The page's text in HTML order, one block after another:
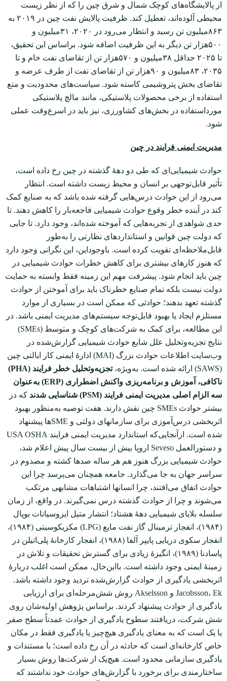
از پالایشگاه‌های کوچک شمال و شرق چین را که از نظر زیست
محیطی آلوده‌اند، تعطیل کند. ظرفیت پالایش نفت چین در ۲۰۱۹ به
۸۶۳میلیون تن رسید و انتظار می‌رود در ۲۰۲۰، ۳۱‌میلیون و
۵۰۰هزار تن دیگر به این ظرفیت اضافه شود. براساس این تحقیق،
تا ۲۰۲۵ حداقل ۳۸میلیون و ۵۷۰هزار تن از تقاضای نفت خام و تا
۲۰۳۵، ۸۳میلیون و ۹۰هزار تن از تقاضای نفت از طرف عرضه و
تقاضای بخش پتروشیمی کاسته ‌شود. سیاست‌های محدودیت و منع
استفاده از برخی محصولات پلاستیکی، مانند مالچ پلاستیکی
مورداستفاده در بخش‌های کشاورزی، نیز باید در اسرع‌وقت عملی
شود.
مدیریت ایمنی فرایند در چین
حوادث شیمیایی‌ای که طی دو دهۀ گذشته در چین رخ داده است،
تأثیر قابل‌توجهی بر انسان و محیط زیست داشته است. انتظار
می‌رود از این حوادث درس‌هایی گرفته شده باشد که به صنایع کمک
کند در آینده خطر وقوع حوادث شیمیایی فاجعه‌بار را کاهش دهند. تا
حدی شواهدی از تجربه‌هایی که آموخته شده‌اند، وجود دارد. تا جایی
که دولت چین قوانین و استانداردهای نظارتی را به‌طور
قابل‌ملاحظه‌ای تقویت کرده است. با‌وجوداین، این نگرانی وجود دارد
که هنوز کارهای بیشتری برای کاهش خطرات حوادث شیمیایی در
چین باید انجام شود. پیشرفت مهم این زمینه ‌فقط وابسته به حمایت
دولت نیست بلکه تمام صنایع خطرناک باید برای آموختن از حوادث
گذشته تعهد بدهند؛ حوادثی که ممکن است در بسیاری از موارد
مستلزم ایجاد یا بهبود قابل‌توجه سیستم‌های مدیریت ایمنی باشد. در
این مطالعه، برای کمک به شرکت‌های کوچک و متوسط‌ (SMEs)
نتایج تجزیه‌و‌تحلیل علل شایع حوادث شیمیایی گزارش‌شده در
وب‌سایت اطلاعات حوادث بزرگ (MAI) ادارۀ ایمنی کار ایالتی چین
(SAWS) ارائه شده است. به‌ویژه،
تجزیه‌و‌تحلیل خطر فرایند (
PHA)
ناکافی، آموزش و برنامه‌ریزی واکنش اضطراری (ERP) به‌عنوان
سه الزام اصلی مدیریت ایمنی فرایند (PSM) شناسایی شدند
که در
بیشتر حوادث SMEs چین نقش دارند. هفت توصیه به‌منظور بهبود
اثربخشی درس‌آموزی برای سازمان‏های دولتی و SMEها پیشنهاد
شده است. ازآنجایی‌که استاندارد مدیریت ایمنی فرایند USA OSHA
و دستورالعمل Seveso اروپا بیش از بیست‌ سال پیش اعلام شد،
حوادث شیمیایی بزرگ هنوز هم هر ساله صدها کشته و مصدوم در
سراسر جهان به جا می‌گذارد. جامعه همچنان می‌پرسد چرا این
حوادث اتفاق می‌افتند، چرا انسان‏ها اشتباهات مشابهی مرتکب
می‌شوند و چرا از حوادث گذشته درس نمی‌گیرند. در واقع، از زمان
سلسله بلایای شیمیایی دهۀ هشتاد؛ انتشار متیل ایزوسیانات بوپال
(۱۹۸۴)، انفجار ترمینال گاز نفت مایع (LPG) مکزیکوسیتی (۱۹۸۴)،
انفجار سکوی دریایی پایپر آلفا (۱۹۸۸)، انفجار کارخانۀ پلی‌اتیلن در
پاسادنا (۱۹۸۹)، انگیزۀ زیادی برای گسترش تحقیقات و تلاش در
زمینۀ ایمنی وجود داشته است. با‌این‌حال، ممکن است اغلب دربارۀ
اثربخشی یادگیری از حوادث گزارش‌شده تردید وجود داشته باشد.
Jacobsson، Ek و Akselsson روش شش‌مرحله‌ای برای ارزیابی
یادگیری از حوادث پیشنهاد کردند. براساس پژوهش اولیه‌شان روی
شش شرکت، دریافتند سطوح یادگیری از حوادث عمدتاً سطح صفر
یا یک است که به معنای یادگیری هیچ‌چیز یا یادگیری فقط در مکان
خاص کارخانه‌ای است که حادثه در آن رخ داده است؛ با مستندات و
یادگیری سازمانی محدود است. هیچ‌یک از شرکت‌ها روش بسیار
ساختارمندی برای برخورد با گزارش‌های حوادث خود نداشتند که